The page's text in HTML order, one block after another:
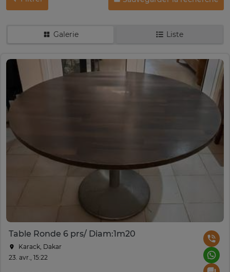
Galerie Liste
Table Ronde 6 prs/ Diam:1m20
Karack, Dakar
23. avr., 15:22